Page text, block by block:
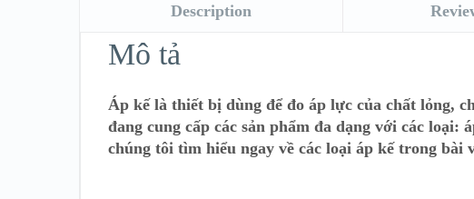
Description
Mô tả
Áp kế là thiết bị dùng để đo áp lực của chất lỏng,
đang cung cấp các sản phẩm đa dạng với các
chúng tôi tìm hiểu ngay về các loại áp kế trong bài